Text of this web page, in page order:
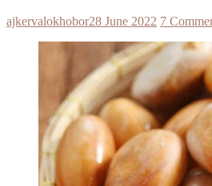
ajkervalokhobor28 June 2022 7